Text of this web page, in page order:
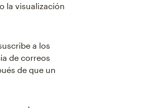
la visualización
a los
de correos
de que un